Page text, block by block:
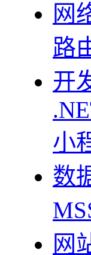
网
路
开
小
数
网